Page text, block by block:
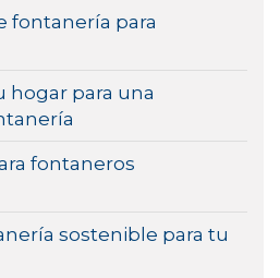
fontanería para
hogar para una
fontaneros
sostenible para tu